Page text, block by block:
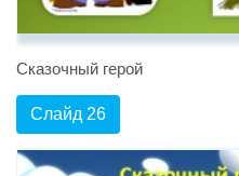
Сказочный герой
Слайд 26